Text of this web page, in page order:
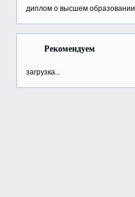
диплом о высшем образовании
Рекомендуем
загрузка...